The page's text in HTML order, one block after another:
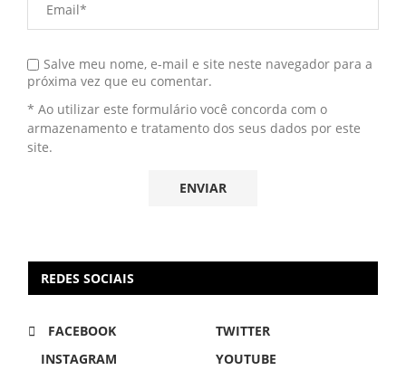
Salve meu nome, e-mail e site neste navegador para a
próxima vez que eu comentar.
* Ao utilizar este formulário você concorda com o
armazenamento e tratamento dos seus dados por este
site.
REDES SOCIAIS
FACEBOOK
TWITTER
INSTAGRAM
YOUTUBE